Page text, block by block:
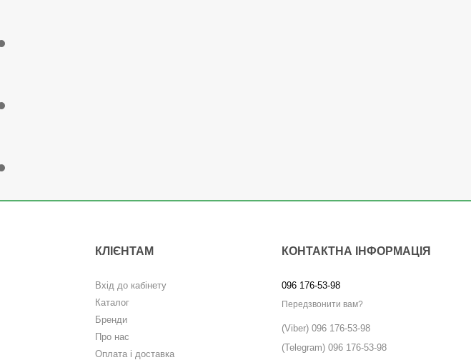
КЛІЄНТАМ
Вхід до кабінету
Каталог
Бренди
Про нас
Оплата і доставка
КОНТАКТНА ІНФОРМАЦІЯ
096 176-53-98
Передзвонити вам?
(Viber) 096 176-53-98
(Telegram) 096 176-53-98